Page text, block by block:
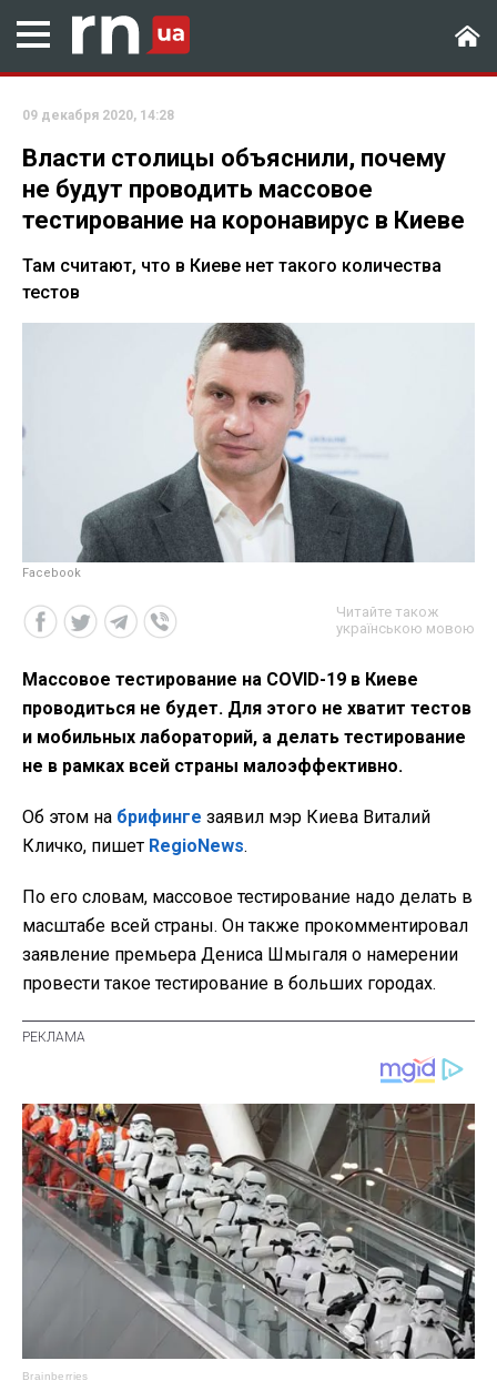
09 декабря 2020, 14:28
Власти столицы объяснили, почему
не будут проводить массовое
тестирование на коронавирус в Киеве
Там считают, что в Киеве нет такого количества
тестов
Facebook
Читайте також
українською мовою
Массовое тестирование на COVID-19 в Киеве
проводиться не будет. Для этого не хватит тестов
и мобильных лабораторий, а делать тестирование
не в рамках всей страны малоэффективно.
Об этом на брифинге заявил мэр Киева Виталий
Кличко, пишет RegioNews.
По его словам, массовое тестирование надо делать в
масштабе всей страны. Он также прокомментировал
заявление премьера Дениса Шмыгаля о намерении
провести такое тестирование в больших городах.